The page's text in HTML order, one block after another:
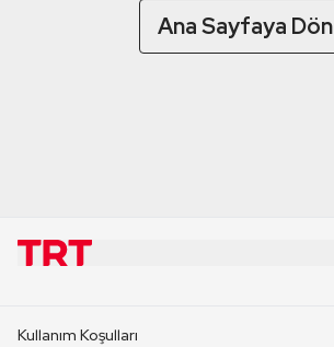
Ana Sayfaya Dön
Kullanım Koşulları